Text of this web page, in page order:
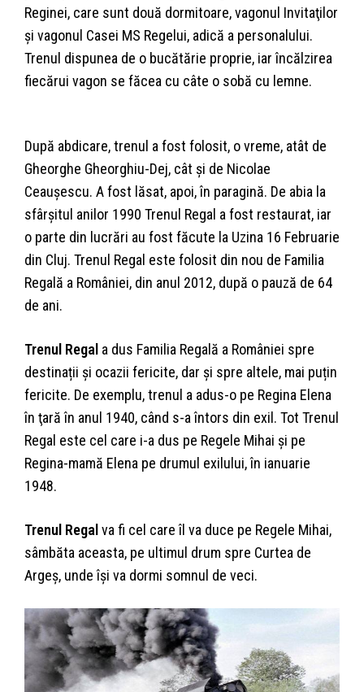
Reginei, care sunt două dormitoare, vagonul Invitaţilor
şi vagonul Casei MS Regelui, adică a personalului.
Trenul dispunea de o bucătărie proprie, iar încălzirea
fiecărui vagon se făcea cu câte o sobă cu lemne.
După abdicare, trenul a fost folosit, o vreme, atât de
Gheorghe Gheorghiu-Dej, cât și de Nicolae
Ceaușescu. A fost lăsat, apoi, în paragină. De abia la
sfârșitul anilor 1990 Trenul Regal a fost restaurat, iar
o parte din lucrări au fost făcute la Uzina 16 Februarie
din Cluj. Trenul Regal este folosit din nou de Familia
Regală a României, din anul 2012, după o pauză de 64
de ani.
Trenul Regal a dus Familia Regală a României spre
destinații și ocazii fericite, dar și spre altele, mai puțin
fericite. De exemplu, trenul a adus-o pe Regina Elena
în ţară în anul 1940, când s-a întors din exil. Tot Trenul
Regal este cel care i-a dus pe Regele Mihai și pe
Regina-mamă Elena pe drumul exilului, în ianuarie
1948.
Trenul Regal va fi cel care îl va duce pe Regele Mihai,
sâmbăta aceasta, pe ultimul drum spre Curtea de
Argeș, unde își va dormi somnul de veci.